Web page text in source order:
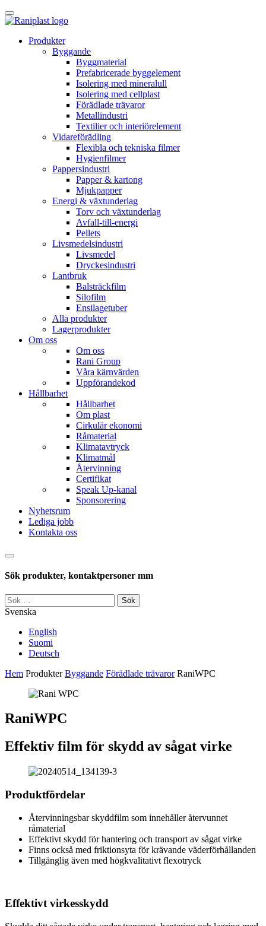
Skip
to
Produkter
Byggande
Byggmaterial
Prefabricerade byggelement
Isolering med mineralull
Isolering med cellplast
Förädlade trävaror
Metallindustri
Textilier och interiörelement
Vidareförädling
Flexibla och tekniska filmer
Hygienfilmer
Pappersindustri
Papper & kartong
Mjukpapper
Energi & växtunderlag
Torv och växtunderlag
Avfall-till-energi
Pellets
Livsmedelsindustri
Livsmedel
Dryckesindustri
Lantbruk
Balsträckfilm
Silofilm
Ensilagetuber
Alla produkter
Lagerprodukter
Om oss
Om oss
Rani Group
Våra kärnvärden
Uppförandekod
Hållbarhet
Hållbarhet
Om plast
Cirkulär ekonomi
Råmaterial
Klimatavtryck
Klimatmål
Återvinning
Certifikat
Speak Up-kanal
Sponsorering
Nyhetsrum
Lediga jobb
Kontakta oss
Sök
Sök produkter, kontaktpersoner mm
Sök
efter:
Svenska
English
Suomi
Deutsch
Hem Produkter Byggande Förädlade trävaror RaniWPC
RaniWPC
Effektiv film för skydd av sågat virke
Produktfördelar
Återvinningsbar skyddfilm som innehåller återvunnet
råmaterial
Effektivt skydd för hantering och transport av sågat virke
Finns också med friktionsyta för krävande väderförhållanden
Tillgänglig även med högkvalitativt flexotryck
Effektivt virkesskydd